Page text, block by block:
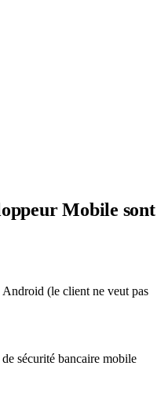
Mobile sont
(le client ne veut pas
sécurité bancaire mobile